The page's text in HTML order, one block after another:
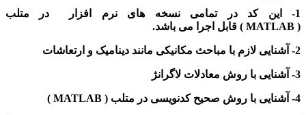
1- این کد در تمامی نسخه های نرم افزار
در متلب
( MATLAB
) قابل اجرا می باشد.
2- آشنایی لازم با مباحث مکانیکی مانند دینامیک و ارتعاشات
3- آشنایی با روش معادلات لاگرانژ
4- آشنایی با روش صحیح کدنویسی در متلب ( MATLAB )